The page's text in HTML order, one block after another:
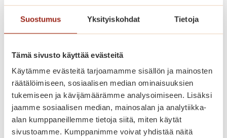
Suostumus Yksityiskohdat Tietoja
Tämä sivusto käyttää evästeitä
Käytämme evästeitä tarjoamamme sisällön ja mainosten
räätälöimiseen, sosiaalisen median ominaisuuksien
tukemiseen ja kävijämäärämme analysoimiseen. Lisäksi
jaamme sosiaalisen median, mainosalan ja analytiikka-
alan kumppaneillemme tietoja siitä, miten käytät
sivustoamme. Kumppanimme voivat yhdistää näitä
palvelutalokokonaisuus tarjoaa
huipputason asumista, ensiluokkaisia
kulttuuritoimintaa ikäihmisille
kauniissa ympäristössä.
Saga Torilinnassa on yhteensä 69
vuokrattavaa seniorikotia, yksiöitä ja
kaksioita. Jokaisella asukkaalla on oma